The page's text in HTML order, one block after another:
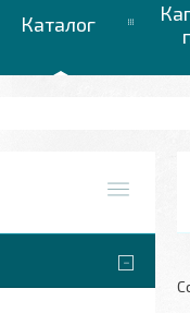
Каталог